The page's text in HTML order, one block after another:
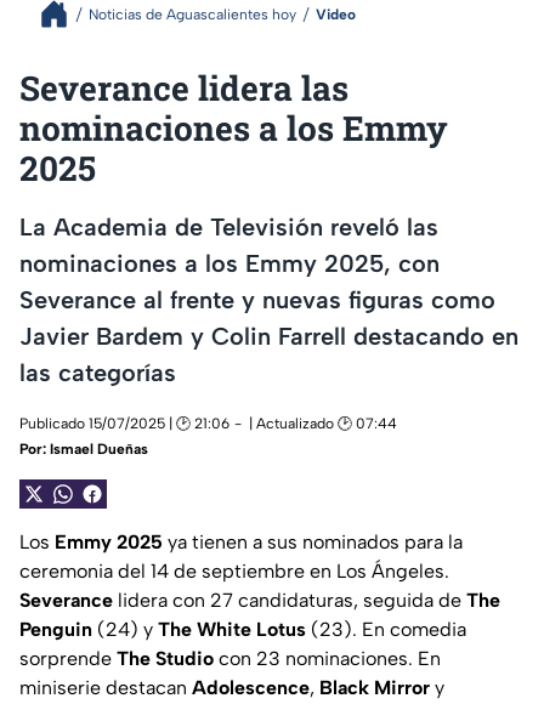
Noticias de Aguascalientes hoy Video
Severance lidera las
nominaciones a los Emmy
2025
La Academia de Televisión reveló las
nominaciones a los Emmy 2025, con
Severance al frente y nuevas figuras como
Javier Bardem y Colin Farrell destacando en
las categorías
Publicado 15/07/2025 | 🕑 21:06
| Actualizado 🕑 07:44
Por: Ismael Dueñas
Los Emmy 2025 ya tienen a sus nominados para la
ceremonia del 14 de septiembre en Los Ángeles.
Severance lidera con 27 candidaturas, seguida de The
Penguin (24) y The White Lotus (23). En comedia
sorprende The Studio con 23 nominaciones. En
miniserie destacan Adolescence, Black Mirror y